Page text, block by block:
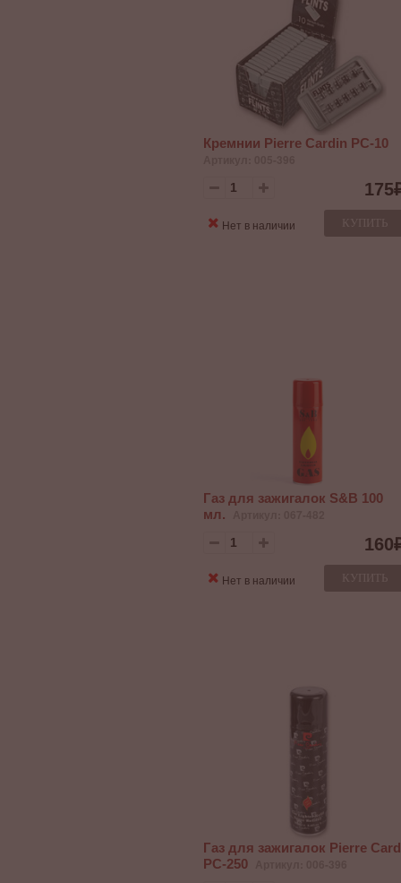
Кремнии Pierre Cardin PC-10
175
КУПИТЬ
Нет в наличии
Газ для зажигалок S&B 100
мл.
160
КУПИТЬ
Нет в наличии
Газ для зажигалок Pierre
PC-250